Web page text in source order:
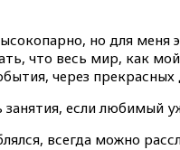
но для меня
что весь мир, как
через
если любимый
всегда можно